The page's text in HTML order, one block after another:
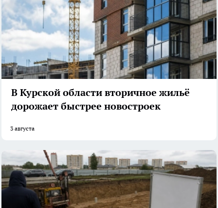
В Курской области вторичное жильё
дорожает быстрее новостроек
3 августа